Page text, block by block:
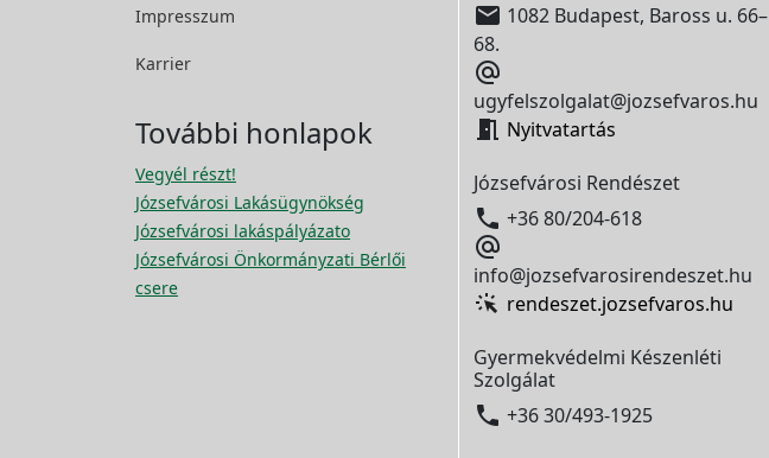
Impresszum
Karrier
További honlapok
Vegyél részt!
Józsefvárosi Lakásügynökség
Józsefvárosi lakáspályázato
Józsefvárosi Önkormányzati Bérlői
csere
 1082 Budapest, Baross u. 66–
68.

ugyfelszolgalat@jozsefvaros.hu
 Nyitvatartás
Józsefvárosi Rendészet
 +36 80/204-618

info@jozsefvarosirendeszet.hu
rendeszet.jozsefvaros.hu
Gyermekvédelmi Készenléti
Szolgálat
 +36 30/493-1925